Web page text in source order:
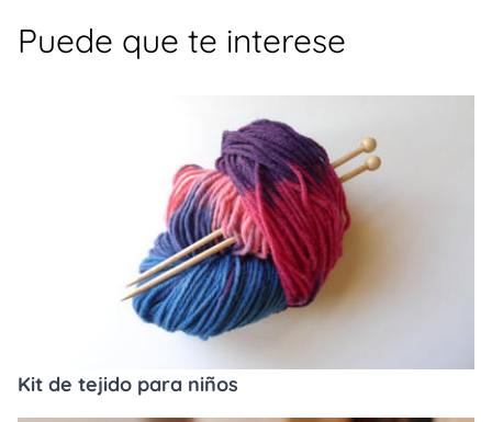
Puede que te interese
Kit de tejido para niños